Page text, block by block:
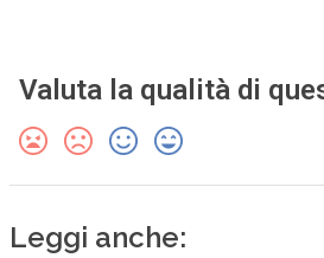
Valuta la qualità di
Leggi anche: